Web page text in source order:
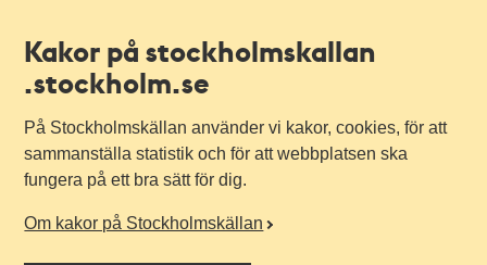
Kakor på stockholmskallan
.stockholm.se
På Stockholmskällan använder vi kakor, cookies, för att
sammanställa statistik och för att webbplatsen ska
fungera på ett bra sätt för dig.
Om kakor på Stockholmskällan